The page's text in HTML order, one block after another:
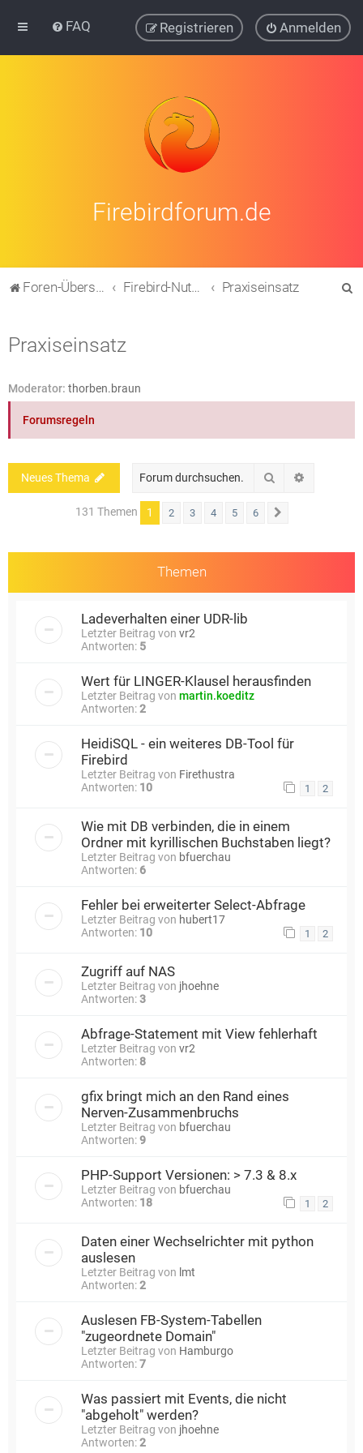
FAQ Anmelden
Registrieren
Firebirdforum.de
Foren-Übersicht Firebird-Nutzung Praxiseinsatz
Praxiseinsatz
Moderator: thorben.braun
Forumsregeln
Neues Thema Suche
131 Themen 1 2 3 4 5 6
Themen
Ladeverhalten einer UDR-lib
Letzter Beitrag von vr2
Antworten: 5
Wert für LINGER-Klausel herausfinden
Letzter Beitrag von martin.koeditz
Antworten:2
HeidiSQL - ein weiteres DB-Tool für
Firebird
Letzter Beitrag von Firethustra
Antworten: 10 1 2
Wie mit DB verbinden, die in einem
Ordner mit kyrillischen Buchstaben liegt?
Letzter Beitrag von bfuerchau
Antworten: 6
Fehler bei erweiterter Select-Abfrage
Letzter Beitrag von hubert17
Antworten: 10 1 2
Zugriff auf NAS
Letzter Beitrag von jhoehne
Antworten:3
Abfrage-Statement mit View fehlerhaft
Letzter Beitrag von vr2
Antworten: 8
gfix bringt mich an den Rand eines
Nerven-Zusammenbruchs
Letzter Beitrag von bfuerchau
Antworten:9
PHP-Support Versionen: > 7.3 & 8.x
Letzter Beitrag von bfuerchau
Antworten: 18 1 2
Daten einer Wechselrichter mit python
auslesen
Letzter Beitrag von lmt
Antworten:2
Auslesen FB-System-Tabellen
"zugeordnete Domain"
Letzter Beitrag von Hamburgo
Antworten:7
Was passiert mit Events, die nicht
"abgeholt" werden?
Letzter Beitrag von jhoehne
Antworten:2